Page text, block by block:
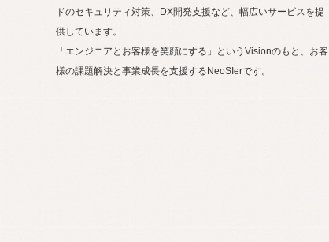
ドのセキュリティ対策、DX開発支援など、幅広いサービスを提
供しています。
「エンジニアとお客様を笑顔にする」というVisionのもと、お客
様の課題解決と事業成長を支援するNeoSIerです。